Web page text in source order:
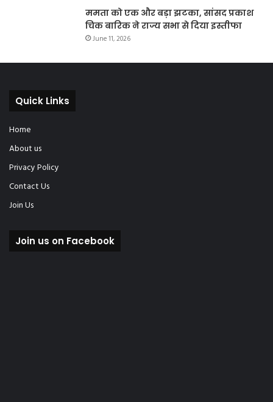
ममता को एक और बड़ा झटका, सांसद प्रकाश
चिक बारिक ने राज्य सभा से दिया इस्तीफा
June 11, 2026
Quick Links
Home
About us
Privacy Policy
Contact Us
Join Us
Join us on Facebook